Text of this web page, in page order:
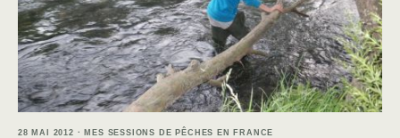
28 MAI 2012 · MES SESSIONS DE PÊCHES EN FRANCE